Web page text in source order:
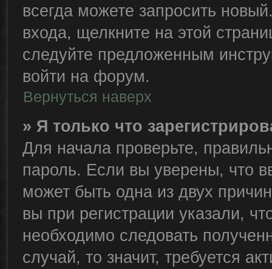
всегда можете запросить
входа, щелкните на этой
следуйте предложенным
войти на форум.
Вернуться наверх
» Я только что
Для начала проверьте,
пароль. Если вы уверены, что
может быть одна из двух
вы при регистрации указали,
необходимо следовать
случай, то значит, требуется